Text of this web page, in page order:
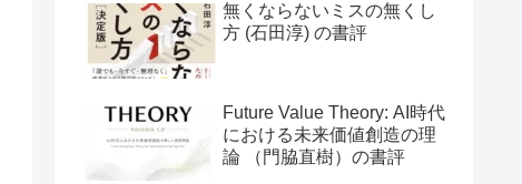
無くならないミスの無くし
方 (石田淳) の書評
Future Value Theory: AI時代
における未来価値創造の理
論 （門脇直樹）の書評